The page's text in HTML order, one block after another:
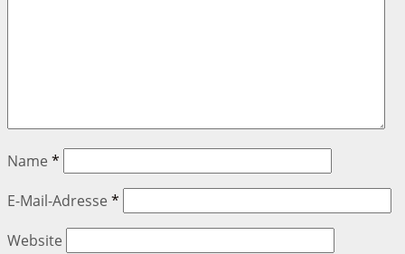
Name *
E-Mail-Adresse *
Website